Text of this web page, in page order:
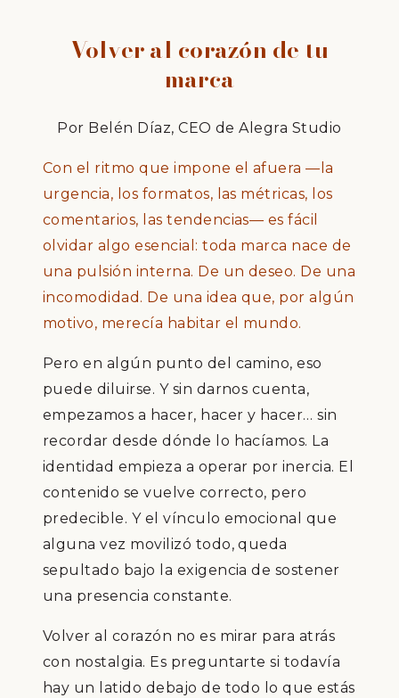
Volver al corazón de tu
marca
Por Belén Díaz, CEO de Alegra Studio
Con el ritmo que impone el afuera —la
urgencia, los formatos, las métricas, los
comentarios, las tendencias— es fácil
olvidar algo esencial: toda marca nace de
una pulsión interna. De un deseo. De una
incomodidad. De una idea que, por algún
motivo, merecía habitar el mundo.
Pero en algún punto del camino, eso
puede diluirse. Y sin darnos cuenta,
empezamos a hacer, hacer y hacer… sin
recordar desde dónde lo hacíamos. La
identidad empieza a operar por inercia. El
contenido se vuelve correcto, pero
predecible. Y el vínculo emocional que
alguna vez movilizó todo, queda
sepultado bajo la exigencia de sostener
una presencia constante.
Volver al corazón no es mirar para atrás
con nostalgia. Es preguntarte si todavía
hay un latido debajo de todo lo que estás